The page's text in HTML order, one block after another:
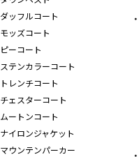
ダッフルコート
モッズコート
ピーコート
ステンカラーコート
トレンチコート
チェスターコート
ムートンコート
ナイロンジャケット
マウンテンパーカー